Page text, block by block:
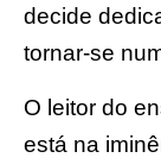
decide
tornar-se
O leitor do
está na